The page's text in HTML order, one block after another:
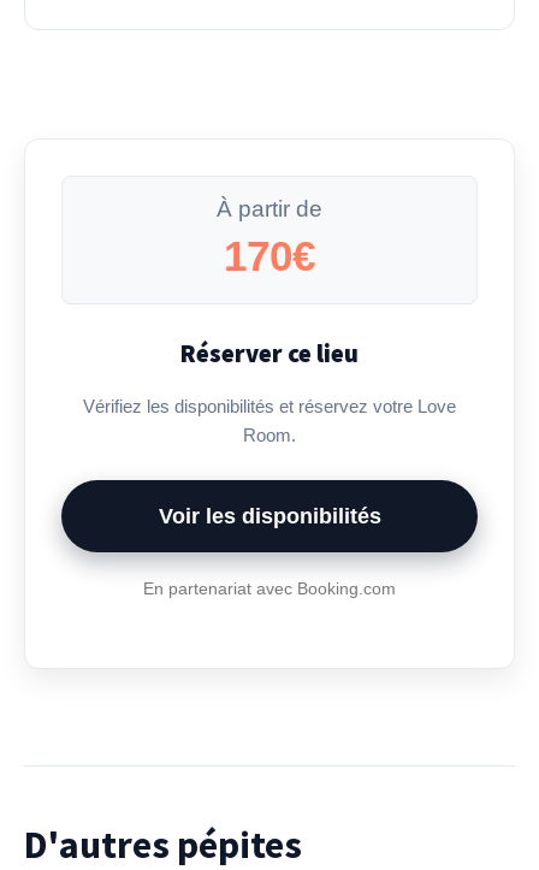
À partir de
170€
Réserver ce lieu
Vérifiez les disponibilités et réservez votre Love
Room.
Voir les disponibilités
En partenariat avec Booking.com
D'autres pépites